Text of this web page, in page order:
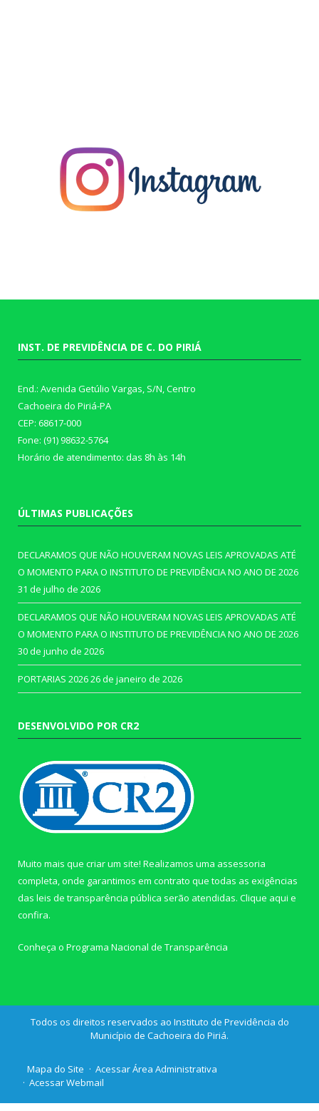
INST. DE PREVIDÊNCIA DE C. DO PIRIÁ
End.: Avenida Getúlio Vargas, S/N, Centro
Cachoeira do Piriá-PA
CEP: 68617-000
Fone: (91) 98632-5764
Horário de atendimento: das 8h às 14h
ÚLTIMAS PUBLICAÇÕES
DECLARAMOS QUE NÃO HOUVERAM NOVAS LEIS APROVADAS ATÉ
O MOMENTO PARA O INSTITUTO DE PREVIDÊNCIA NO ANO DE 2026
31 de julho de 2026
DECLARAMOS QUE NÃO HOUVERAM NOVAS LEIS APROVADAS ATÉ
O MOMENTO PARA O INSTITUTO DE PREVIDÊNCIA NO ANO DE 2026
30 de junho de 2026
PORTARIAS 202626 de janeiro de 2026
DESENVOLVIDO POR CR2
Muito mais que criar um site! Realizamos uma assessoria
completa, onde garantimos em contrato que todas as exigências
das leis de transparência pública serão atendidas. Clique aqui e
confira.
Conheça o Programa Nacional de Transparência
Todos os direitos reservados ao Instituto de Previdência do
Município de Cachoeira do Piriá.
Mapa do Site
Acessar Área Administrativa
Acessar Webmail